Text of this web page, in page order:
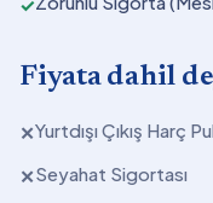
Fiyata dahil
✕Yurtdışı Çıkış Harç
✕Seyahat Sigortası